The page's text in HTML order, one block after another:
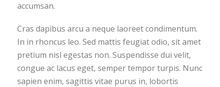
accumsan.
Cras dapibus arcu a neque laoreet condimentum.
In in rhoncus leo. Sed mattis feugiat odio, sit amet
pretium nisl egestas non. Suspendisse dui velit,
congue ac lacus eget, semper tempor turpis. Nunc
sapien enim, sagittis vitae purus in, lobortis